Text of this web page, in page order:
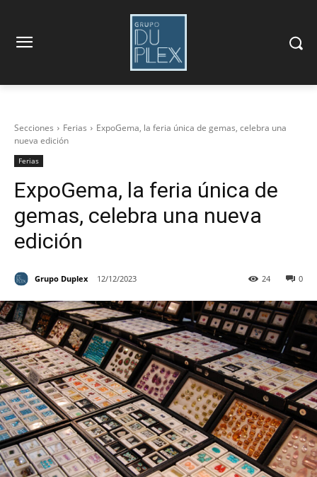
Secciones Ferias
ExpoGema, la feria única de gemas, celebra una
nueva edición
Ferias
ExpoGema, la feria única de
gemas, celebra una nueva
edición
Grupo Duplex 12/12/2023 0
24